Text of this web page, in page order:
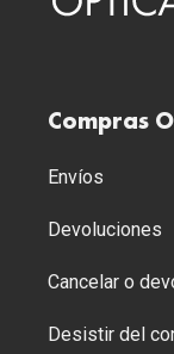
Compras
Envíos
Devoluciones
Cancelar o
Desistir del